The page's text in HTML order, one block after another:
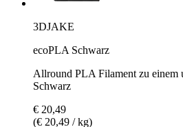
3DJAKE
ecoPLA Schwarz
Allround PLA Filament zu einem
Schwarz
€ 20,49
(€ 20,49 / kg)